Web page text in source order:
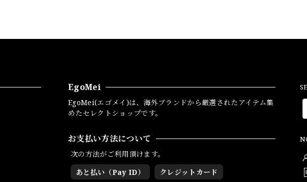
EgoMei
EgoMei(エゴメイ)は、海外ブランドから厳選されたアイテム集
めたセレクトショップです。
お支払い方法について
次の方法がご利用頂けます。
あと払い（Pay ID）
クレジットカード